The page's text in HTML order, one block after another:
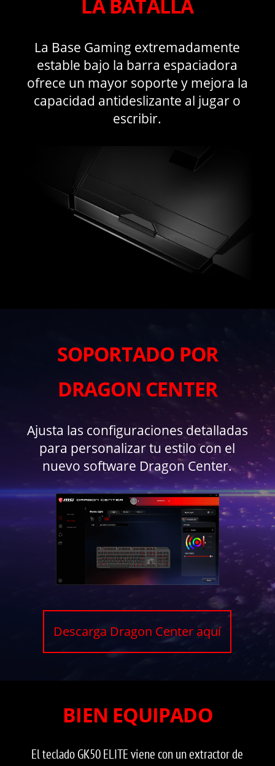
LA BATALLA
La Base Gaming extremadamente
estable bajo la barra espaciadora
ofrece un mayor soporte y mejora la
capacidad antideslizante al jugar o
escribir.
SOPORTADO POR
DRAGON CENTER
Ajusta las configuraciones detalladas
para personalizar tu estilo con el
nuevo software Dragon Center.
Descarga Dragon Center aquí
BIEN EQUIPADO
El teclado GK50 ELITE viene con un extractor de